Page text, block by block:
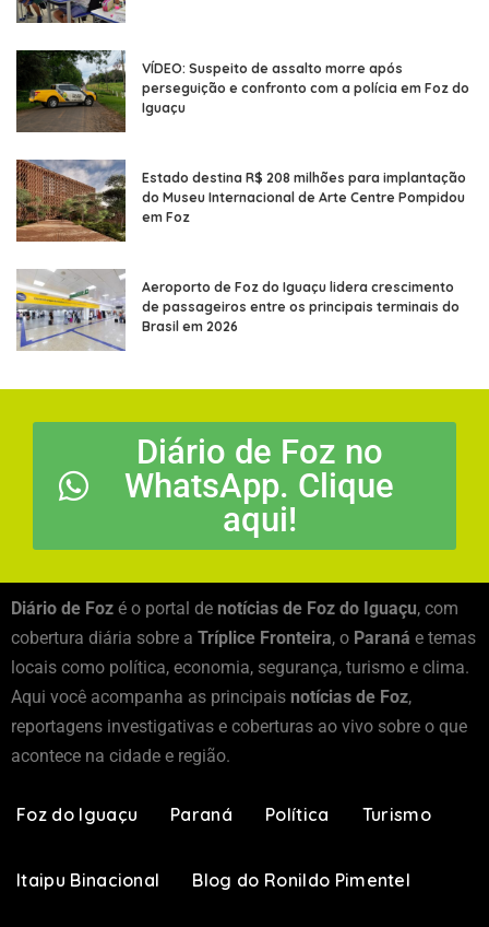
VÍDEO: Suspeito de assalto morre após
perseguição e confronto com a polícia em Foz do
Iguaçu
Estado destina R$ 208 milhões para implantação
do Museu Internacional de Arte Centre Pompidou
em Foz
Aeroporto de Foz do Iguaçu lidera crescimento
de passageiros entre os principais terminais do
Brasil em 2026
Diário de Foz no
WhatsApp. Clique
aqui!
Diário de Foz é o portal de notícias de Foz do Iguaçu, com
cobertura diária sobre a Tríplice Fronteira, o Paraná e temas
locais como política, economia, segurança, turismo e clima.
Aqui você acompanha as principais notícias de Foz,
reportagens investigativas e coberturas ao vivo sobre o que
acontece na cidade e região.
Foz do Iguaçu Paraná Política Turismo
Itaipu Binacional Blog do Ronildo Pimentel